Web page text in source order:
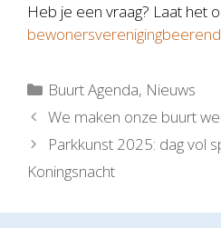
Heb je een vraag? Laat het
Categorieën
Buurt Agenda, Nieuws
We maken onze buurt
Parkkunst 2025: dag vol
Koningsnacht